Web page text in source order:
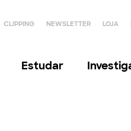
CLIPPING NEWSLETTER LOJA
Estudar